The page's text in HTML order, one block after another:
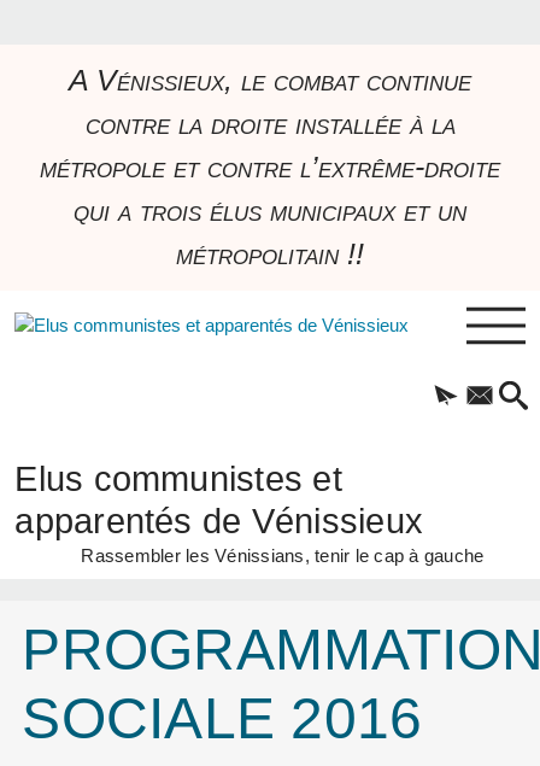
A Vénissieux, le combat continue
contre la droite installée à la
métropole et contre l’extrême-droite
qui a trois élus municipaux et un
métropolitain !!
Elus communistes et
apparentés de Vénissieux
Rassembler les Vénissians, tenir le cap à gauche
SOCIALE 2016